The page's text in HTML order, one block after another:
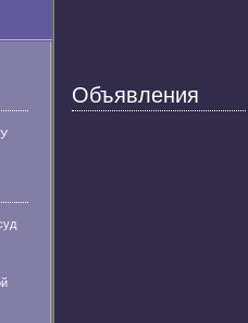
Объявления